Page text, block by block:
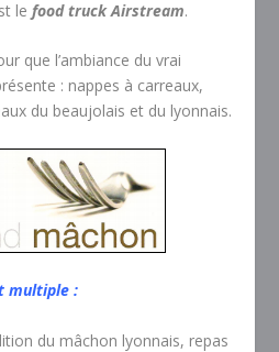
lefood truck Airstream.
que l’ambiance du vrai
: nappes à carreaux,
du beaujolais et du lyonnais.
multiple :
du mâchon lyonnais, repas